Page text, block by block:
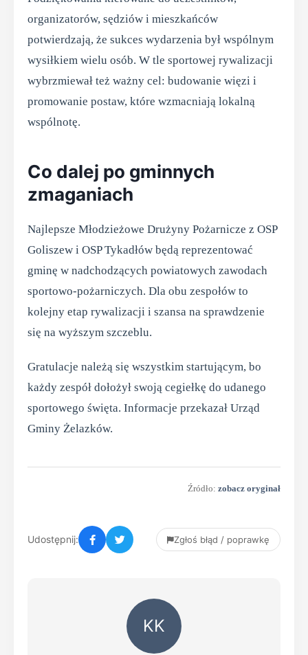
organizatorów, sędziów i mieszkańców
potwierdzają, że sukces wydarzenia był wspólnym
wysiłkiem wielu osób. W tle sportowej rywalizacji
wybrzmiewał też ważny cel: budowanie więzi i
promowanie postaw, które wzmacniają lokalną
wspólnotę.
Co dalej po gminnych
zmaganiach
Najlepsze Młodzieżowe Drużyny Pożarnicze z OSP
Goliszew i OSP Tykadłów będą reprezentować
gminę w nadchodzących powiatowych zawodach
sportowo-pożarniczych. Dla obu zespołów to
kolejny etap rywalizacji i szansa na sprawdzenie
się na wyższym szczeblu.
Gratulacje należą się wszystkim startującym, bo
każdy zespół dołożył swoją cegiełkę do udanego
sportowego święta. Informacje przekazał Urząd
Gminy Żelazków.
Źródło: zobacz oryginał
Udostępnij: Zgłoś błąd / poprawkę
KK